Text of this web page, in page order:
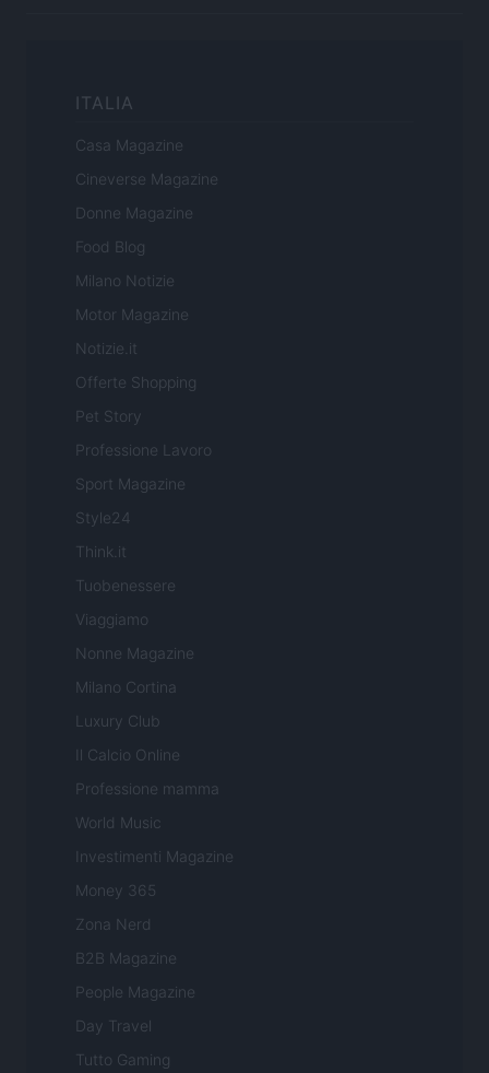
ITALIA
Casa Magazine
Cineverse Magazine
Donne Magazine
Food Blog
Milano Notizie
Motor Magazine
Notizie.it
Offerte Shopping
Pet Story
Professione Lavoro
Sport Magazine
Style24
Think.it
Tuobenessere
Viaggiamo
Nonne Magazine
Milano Cortina
Luxury Club
Il Calcio Online
Professione mamma
World Music
Investimenti Magazine
Money 365
Zona Nerd
B2B Magazine
People Magazine
Day Travel
Tutto Gaming